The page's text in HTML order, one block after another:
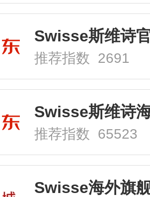
Swisse斯维诗
推荐指数 2691
推荐指数 65523
Swisse海外旗